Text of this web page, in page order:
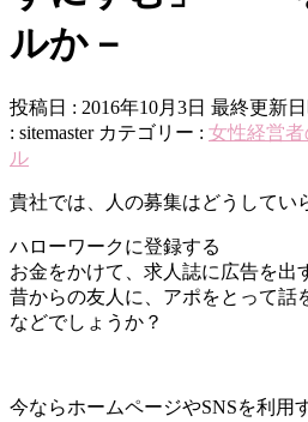
ルか－
投稿日 : 2016年10月3日 最終更新日
: sitemaster カテゴリー : 女性経営
ル
貴社では、人の募集はどうしてい
ハローワークに登録する
お金をかけて、求人誌に広告を出
昔からの友人に、アポをとって話
などでしょうか？
今ならホームページやSNSを利用